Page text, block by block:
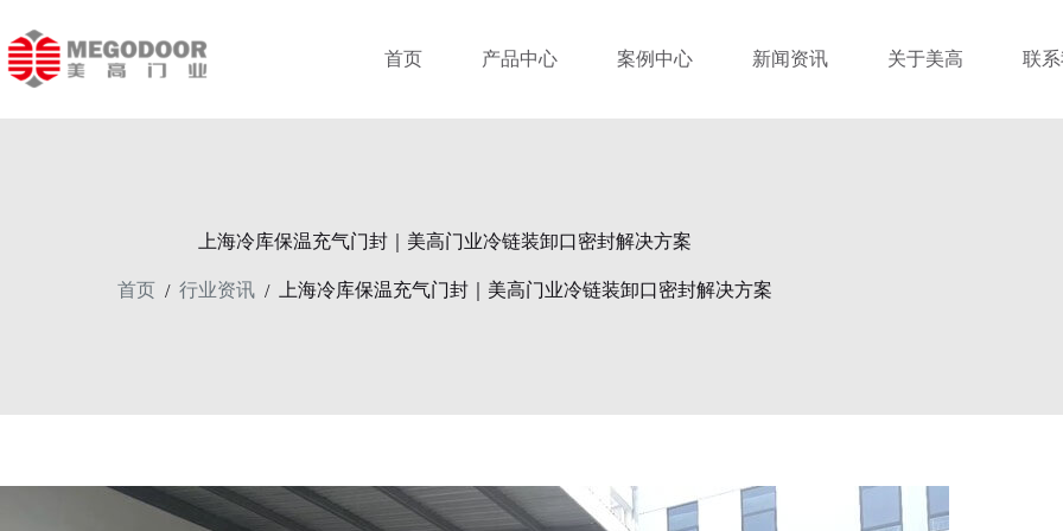
至
内
容
首页 产品中心 案例中心 新闻资讯 关于美高 联
上海冷库保温充气门封｜美高门业冷链装卸口密封解决方案
首页 / 行业资讯 / 上海冷库保温充气门封｜美高门业冷链装卸口密封解决方案